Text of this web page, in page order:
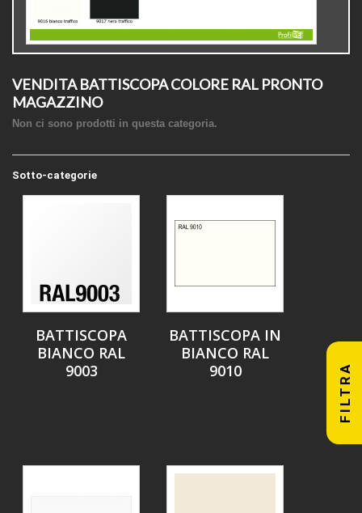
FILTRA
VENDITA BATTISCOPA COLORE RAL PRONTO
MAGAZZINO
Non ci sono prodotti in questa categoria.
Sotto-categorie
BATTISCOPA
BIANCO RAL
9003
BATTISCOPA IN
BIANCO RAL
9010